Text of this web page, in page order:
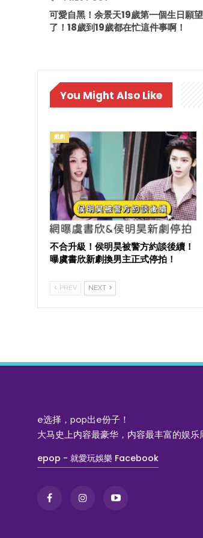
可愛自黑！余景天19歲第一個生日願
了！18歲到19歲都在忙這件事啊！
You Might Also Like
戲劇
不合升級！侯明昊被警方約談後續！
曝虞書欣新劇換男主正式停拍！
PREV NEXT
e选择，pop出e份子！
大马史上内容最豪华，内容最丰富的娱乐
epop - 就愛玩娛樂 Facebook